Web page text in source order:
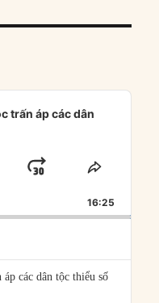
trấn áp các dân
JUMP
FORWARD
SHARE
16:25
các dân tộc thiểu số